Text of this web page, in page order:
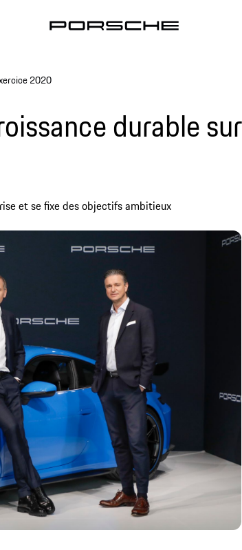
2020
durable sur
et se fixe des objectifs ambitieux